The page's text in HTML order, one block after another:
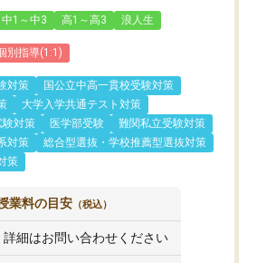
中1～中3 高1～高3 浪人生
別指導(1:1)
対策
国公立中高一貫校受験対策
大学入学共通テスト対策
験対策
医学部受験
難関私立受験対策
対策
総合型選抜・学校推薦型選抜対策
策
業料の目安 （税込）
詳細はお問い合わせください